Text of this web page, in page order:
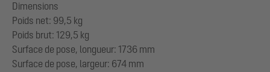
Dimensions
Poids net: 99,5 kg
Poids brut: 129,5 kg
Surface de pose, longueur: 1736 mm
Surface de pose, largeur: 674 mm